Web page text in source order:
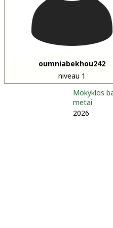
oumniabekhou242
niveau 1
Mokyklos
metai
2026